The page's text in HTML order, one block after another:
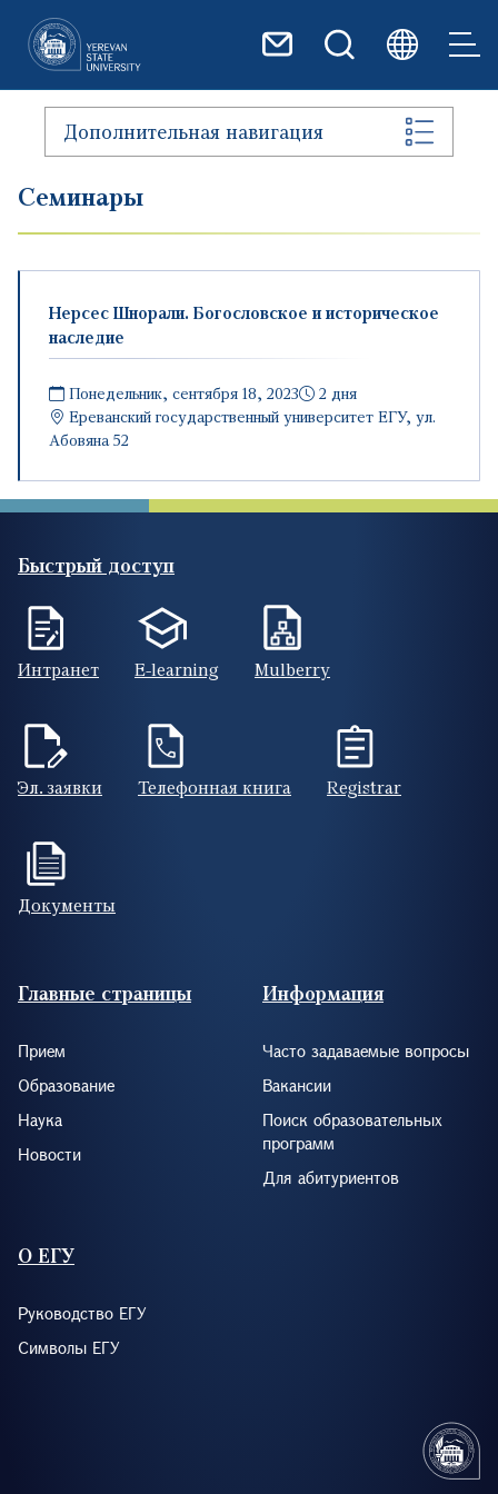
Дополнительная навигация
Семинары
Нерсес Шнорали. Богословское и историческое
наследие
Понедельник, сентября 18, 2023
2 дня
Ереванский государственный университет ЕГУ, ул.
Абовяна 52
Быстрый доступ
Интранет E-learning Mulberry
Эл. заявки Телефонная книга Registrar
Документы
Footer (RUS)
Главные страницы
Прием
Образование
Наука
Новости
Информация
Часто задаваемые вопросы
Вакансии
Поиск образовательных
программ
Для абитуриентов
О ЕГУ
Руководство ЕГУ
Символы ЕГУ